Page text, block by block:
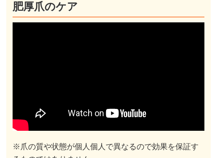
肥厚爪のケア
※爪の質や状態が個人個人で異なるので効果を保証す